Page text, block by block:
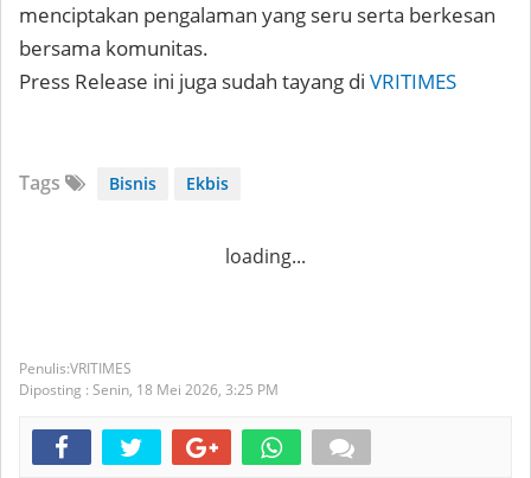
menciptakan pengalaman yang seru serta berkesan
bersama komunitas.
Press Release ini juga sudah tayang di VRITIMES
Tags Bisnis Ekbis
loading...
VRITIMES
Diposting : Senin, 18 Mei 2026, 3:25 PM